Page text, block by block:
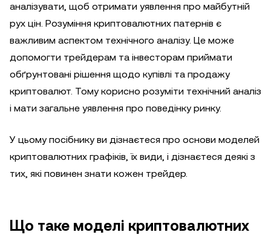
аналізувати, щоб отримати уявлення про майбутній
рух цін. Розуміння криптовалютних патернів є
важливим аспектом технічного аналізу. Це може
допомогти трейдерам та інвесторам приймати
обґрунтовані рішення щодо купівлі та продажу
криптовалют. Тому корисно розуміти технічний аналіз
і мати загальне уявлення про поведінку ринку.
У цьому посібнику ви дізнаєтеся про основи моделей
криптовалютних графіків, їх види, і дізнаєтеся деякі з
тих, які повинен знати кожен трейдер.
Що таке моделі криптовалютних